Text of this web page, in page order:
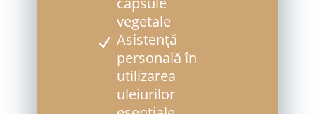
vegetale
Asistență
personală în
utilizarea
uleiurilor